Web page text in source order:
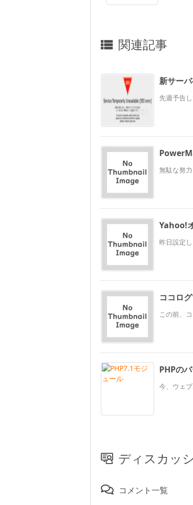
 関連記事
新サー
先週予告
無駄な努
Yahoo!
昨日設定
ココロ
この前、
PHPの
今、ウェ
ディスカッ
コメント一覧